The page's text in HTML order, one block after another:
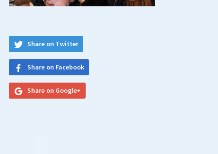
Share on Twitter
Share on Facebook
Share on Google+